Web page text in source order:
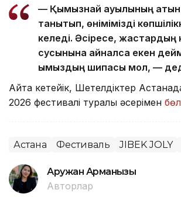
— Қымызнай ауылының атын
танытып, өнімімізді
келеді. Әсіресе, жастардың
сусынына айналса екен
қымыздың шипасы мол, —
Айта кетейік, Шетелдіктер
2026 фестивалі туралы әсерімен
Астана Фестиваль JIBEK JOLY
Аружан Арманқызы
Авторлар